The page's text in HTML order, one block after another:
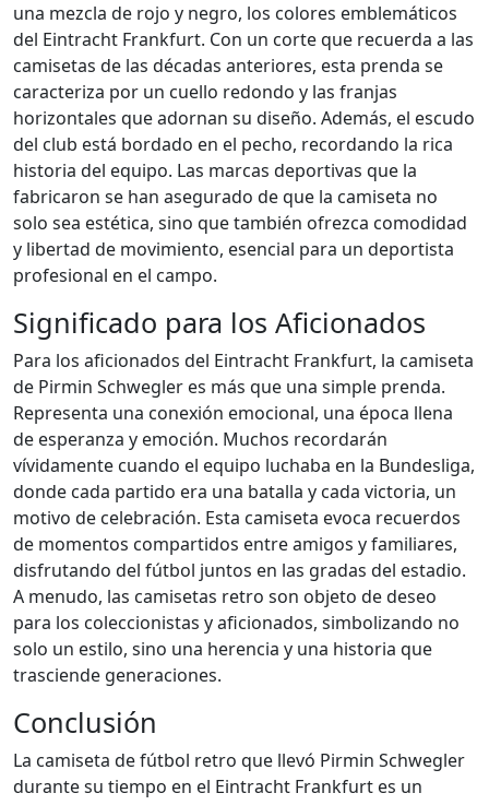
una mezcla de rojo y negro, los colores emblemáticos
del Eintracht Frankfurt. Con un corte que recuerda a las
camisetas de las décadas anteriores, esta prenda se
caracteriza por un cuello redondo y las franjas
horizontales que adornan su diseño. Además, el escudo
del club está bordado en el pecho, recordando la rica
historia del equipo. Las marcas deportivas que la
fabricaron se han asegurado de que la camiseta no
solo sea estética, sino que también ofrezca comodidad
y libertad de movimiento, esencial para un deportista
profesional en el campo.
Significado para los Aficionados
Para los aficionados del Eintracht Frankfurt, la camiseta
de Pirmin Schwegler es más que una simple prenda.
Representa una conexión emocional, una época llena
de esperanza y emoción. Muchos recordarán
vívidamente cuando el equipo luchaba en la Bundesliga,
donde cada partido era una batalla y cada victoria, un
motivo de celebración. Esta camiseta evoca recuerdos
de momentos compartidos entre amigos y familiares,
disfrutando del fútbol juntos en las gradas del estadio.
A menudo, las camisetas retro son objeto de deseo
para los coleccionistas y aficionados, simbolizando no
solo un estilo, sino una herencia y una historia que
trasciende generaciones.
Conclusión
La camiseta de fútbol retro que llevó Pirmin Schwegler
durante su tiempo en el Eintracht Frankfurt es un